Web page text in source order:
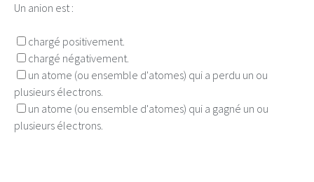
Un anion est :
chargé positivement.
chargé négativement.
un atome (ou ensemble d'atomes) qui a perdu un ou
plusieurs électrons.
un atome (ou ensemble d'atomes) qui a gagné un ou
plusieurs électrons.